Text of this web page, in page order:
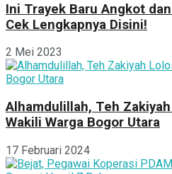
Ini Trayek Baru Angkot
Cek Lengkapnya Disini!
2 Mei 2023
Alhamdulillah, Teh
Wakili Warga Bogor Utara
17 Februari 2024